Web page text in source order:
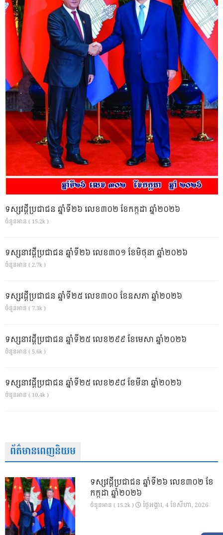
ទស្សវដ្តីប្រជាជន ឆ្នាំទី២៦ លេខ៣០២ ខែកក្កដា ឆ្នាំ២០២៦
ចំនួនអាន ( 15.2k )
ទស្សនាវដ្ដីប្រជាជន ឆ្នាំទី២៦ លេខ៣០១ ខែមិថុនា ឆ្នាំ២០២៦
ចំនួនអាន ( 2.7k )
ទស្សវដ្តីប្រជាជន ឆ្នាំទី២៥ លេខ៣០០ ខែឧសភា ឆ្នាំ២០២៦
ចំនួនអាន ( 7.3k )
ទស្សនាវដ្ដីប្រជាជន ឆ្នាំទី២៥ លេខ២៩៩ ខែមេសា ឆ្នាំ២០២៦
ចំនួនអាន ( 5.6k )
ទស្សនាវដ្ដីប្រជាជន ឆ្នាំទី២៥ លេខ២៩៨ ខែមីនា ឆ្នាំ២០២៦
ចំនួនអាន ( 10.4k )
ព័ត៌មានពេញនិយម
ទស្សវដ្តីប្រជាជន ឆ្នាំទី២៦ លេខ៣០២ ខែ
កក្កដា ឆ្នាំ២០២៦
ចំនួនអាន ( 15.2k ) ថ្ងៃ​អង្គារ, 4 ខែ​សីហា, 2026